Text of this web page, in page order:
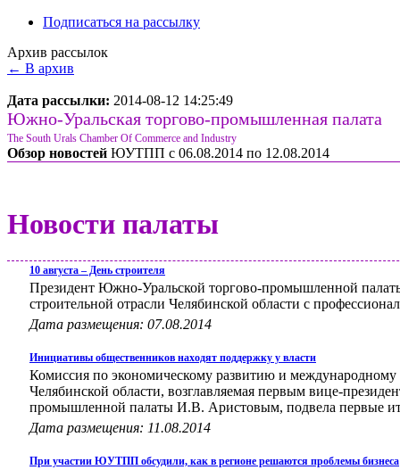
Подписаться на рассылку
Архив рассылок
← В архив
Дата рассылки: 2014-08-12 14:25:49
Южно-Уральская торгово-промышленная палата
The South Urals Chamber Of Commerce and Industry
Обзор новостей ЮУТПП c 06.08.2014 по 12.08.2014
Новости палаты
10 августа – День строителя
Президент Южно-Уральской торгово-промышленной
строительной отрасли Челябинской области с
Дата размещения: 07.08.2014
Инициативы общественников находят поддержку у власти
Комиссия по экономическому развитию и
Челябинской области, возглавляемая первым вице-
промышленной палаты И.В. Аристовым, подвела первые
Дата размещения: 11.08.2014
При участии ЮУТПП обсудили, как в регионе решаются проблемы бизнеса